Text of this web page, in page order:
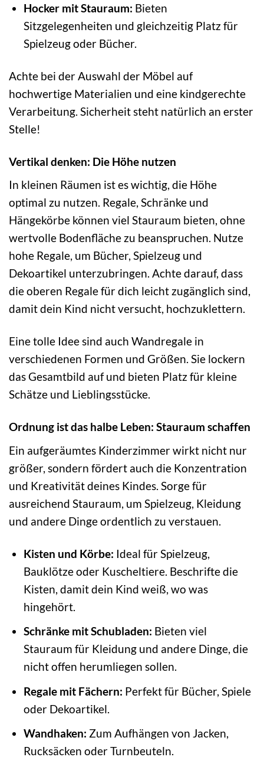
Hocker mit Stauraum: Bieten
Sitzgelegenheiten und gleichzeitig Platz für
Spielzeug oder Bücher.
Achte bei der Auswahl der Möbel auf
hochwertige Materialien und eine kindgerechte
Verarbeitung. Sicherheit steht natürlich an erster
Stelle!
Vertikal denken: Die Höhe nutzen
In kleinen Räumen ist es wichtig, die Höhe
optimal zu nutzen. Regale, Schränke und
Hängekörbe können viel Stauraum bieten, ohne
wertvolle Bodenfläche zu beanspruchen. Nutze
hohe Regale, um Bücher, Spielzeug und
Dekoartikel unterzubringen. Achte darauf, dass
die oberen Regale für dich leicht zugänglich sind,
damit dein Kind nicht versucht, hochzuklettern.
Eine tolle Idee sind auch Wandregale in
verschiedenen Formen und Größen. Sie lockern
das Gesamtbild auf und bieten Platz für kleine
Schätze und Lieblingsstücke.
Ordnung ist das halbe Leben: Stauraum schaffen
Ein aufgeräumtes Kinderzimmer wirkt nicht nur
größer, sondern fördert auch die Konzentration
und Kreativität deines Kindes. Sorge für
ausreichend Stauraum, um Spielzeug, Kleidung
und andere Dinge ordentlich zu verstauen.
Kisten und Körbe: Ideal für Spielzeug,
Bauklötze oder Kuscheltiere. Beschrifte die
Kisten, damit dein Kind weiß, wo was
hingehört.
Schränke mit Schubladen: Bieten viel
Stauraum für Kleidung und andere Dinge, die
nicht offen herumliegen sollen.
Regale mit Fächern: Perfekt für Bücher, Spiele
oder Dekoartikel.
Wandhaken: Zum Aufhängen von Jacken,
Rucksäcken oder Turnbeuteln.